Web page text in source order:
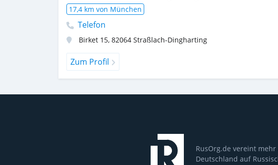
17,4 km von München
Telefon
Birket 15, 82064 Straßlach-Dingharting
Zum Profil
RusOrg.de vereint
Deutschland auf